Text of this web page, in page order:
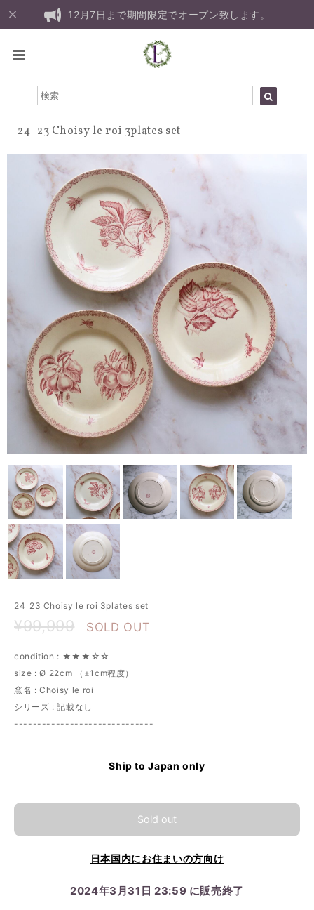
12月7日まで期間限定でオープン致します。
24_23 Choisy le roi 3plates set
24_23 Choisy le roi 3plates set
¥99,999 SOLD OUT
condition : ★★★☆☆
size : Ø 22cm （±1cm程度）
窯名 : Choisy le roi
シリーズ : 記載なし
------------------------------
Ship to Japan only
Sold out
日本国内にお住まいの方向け
2024年3月31日 23:59 に販売終了